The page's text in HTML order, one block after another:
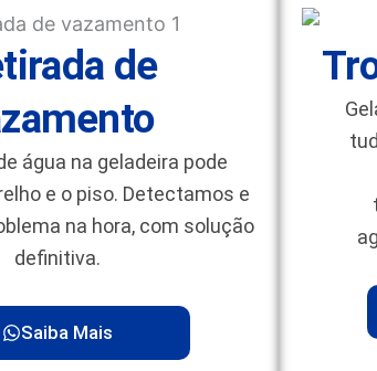
de
água na geladeira pode
e o piso. Detectamos e
na hora, com solução
definitiva.
Saiba Mais